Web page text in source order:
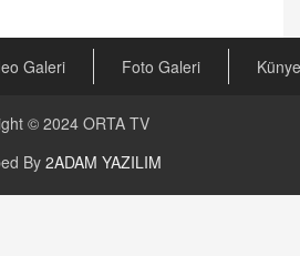
Galeri Foto Galeri Künye
© 2024 ORTA TV
By 2ADAM YAZILIM